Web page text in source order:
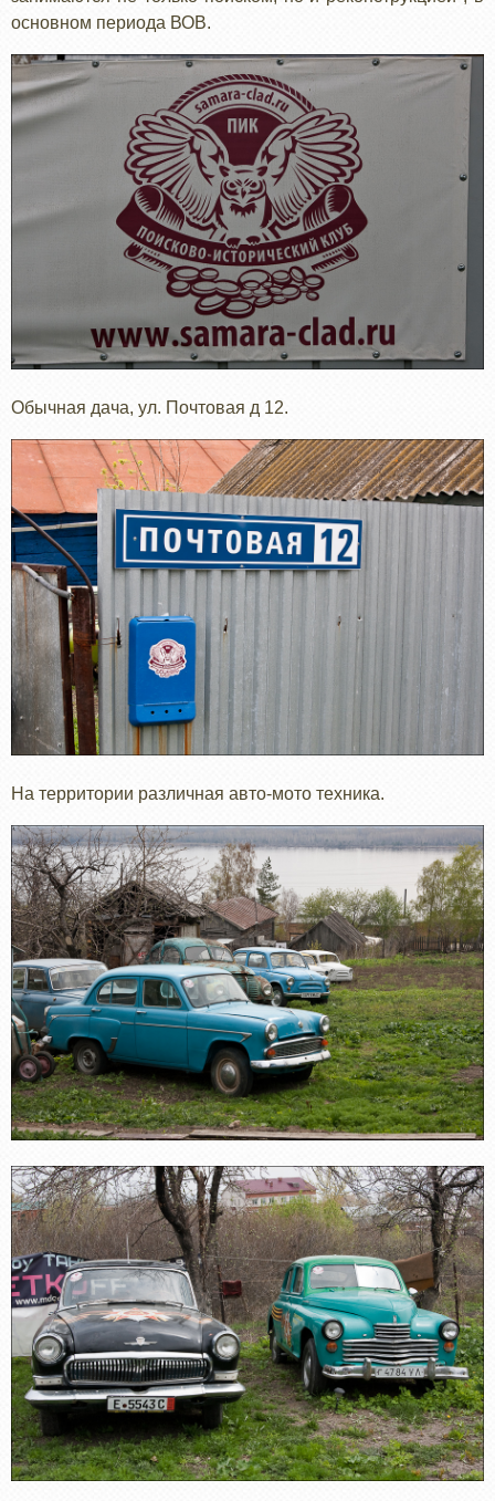
основном периода ВОВ.
Обычная дача, ул. Почтовая д 12.
На территории различная авто-мото техника.